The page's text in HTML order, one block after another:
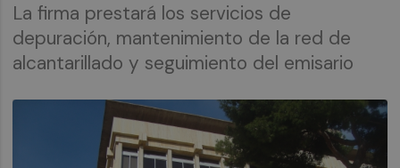
La firma prestará los servicios de
depuración, mantenimiento de la red de
alcantarillado y seguimiento del emisario